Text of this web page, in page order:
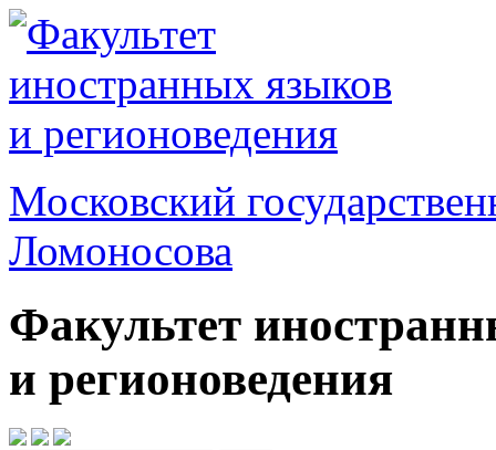
Московский
Ломоносова
Факультет
и регионоведения